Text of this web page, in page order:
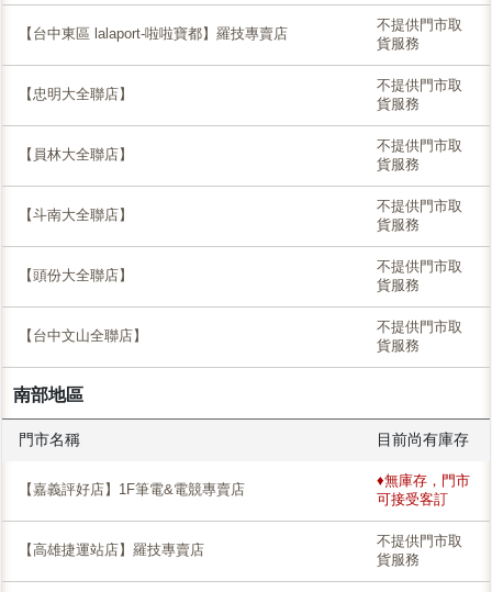
【台中東區 lalaport-啦啦寶都】羅技專賣店
不提供門市取
貨服務
【忠明大全聯店】
不提供門市取
貨服務
【員林大全聯店】
不提供門市取
貨服務
【斗南大全聯店】
不提供門市取
貨服務
【頭份大全聯店】
不提供門市取
貨服務
【台中文山全聯店】
不提供門市取
貨服務
南部地區
門市名稱 目前尚有庫存
【嘉義評好店】1F筆電&電競專賣店
♦無庫存，門市
可接受客訂
【高雄捷運站店】羅技專賣店
不提供門市取
貨服務